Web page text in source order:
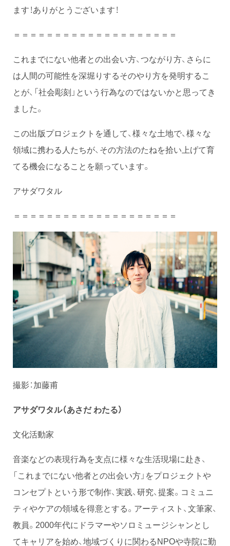
ます！ありがとうございます！
＝＝＝＝＝＝＝＝＝＝＝＝＝＝＝＝＝＝＝＝
これまでにない他者との出会い方、つながり方、さらに
は人間の可能性を深堀りするそのやり方を発明するこ
とが、「社会彫刻」という行為なのではないかと思ってき
ました。
この出版プロジェクトを通して、様々な土地で、様々な
領域に携わる人たちが、その方法のたねを拾い上げて育
てる機会になることを願っています。
アサダワタル
＝＝＝＝＝＝＝＝＝＝＝＝＝＝＝＝＝＝＝＝
撮影：加藤甫
アサダワタル（あさだ わたる）
文化活動家
音楽などの表現行為を支点に様々な生活現場に赴き、
「これまでにない他者との出会い方」をプロジェクトや
コンセプトという形で制作、実践、研究、提案。コミュニ
ティやケアの領域を得意とする。アーティスト、文筆家、
教員。2000年代にドラマーやソロミュージシャンとし
てキャリアを始め、地域づくりに関わるNPOや寺院に勤